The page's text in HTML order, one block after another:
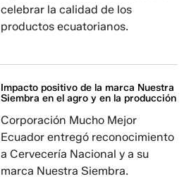
celebrar la calidad de los
productos ecuatorianos.
Impacto positivo de la marca Nuestra
Siembra en el agro y en la producción
Corporación Mucho Mejor
Ecuador entregó reconocimiento
a Cervecería Nacional y a su
marca Nuestra Siembra.